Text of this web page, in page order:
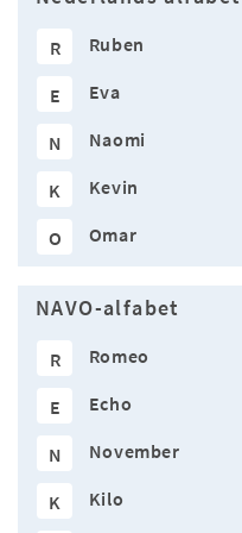
R Ruben
E Eva
N Naomi
K Kevin
O Omar
NAVO-alfabet
R Romeo
E Echo
N November
K Kilo